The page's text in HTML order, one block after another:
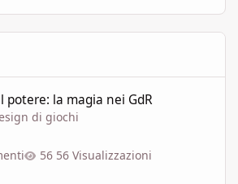
potere: la magia nei GdR
di giochi
56 Visualizzazioni